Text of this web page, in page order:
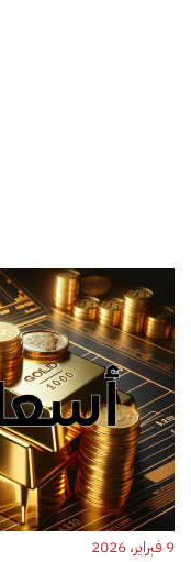
9 فبراير، 2026